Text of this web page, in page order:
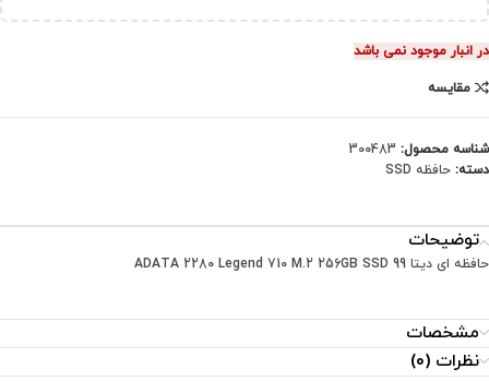
در انبار موجود نمی باشد
مقایسه
شناسه محصول: 300483
دسته: حافظه SSD
توضیحات
حافظه ای دیتا ADATA 2280 Legend 710 M.2 256GB SSD 99
مشخصات
نظرات (0)